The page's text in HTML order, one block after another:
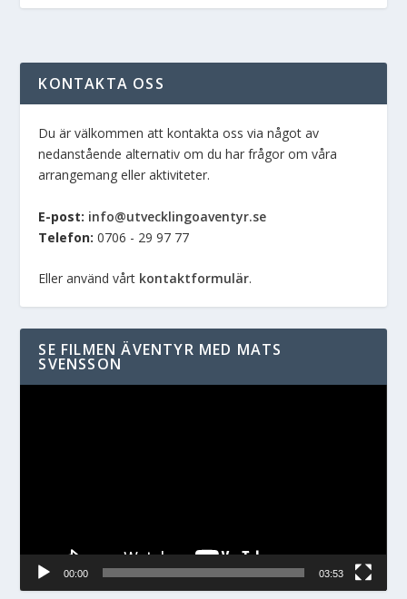
KONTAKTA OSS
Du är välkommen att kontakta oss via något av
nedanstående alternativ om du har frågor om våra
arrangemang eller aktiviteter.
E-post: info@utvecklingoaventyr.se
Telefon: 0706 - 29 97 77
Eller använd vårt kontaktformulär.
SE FILMEN ÄVENTYR MED MATS
SVENSSON
00:00 03:53